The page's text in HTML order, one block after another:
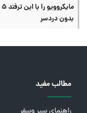
بدون دردسر
مطالب مفید